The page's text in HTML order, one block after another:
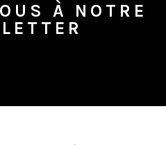
À NOTRE